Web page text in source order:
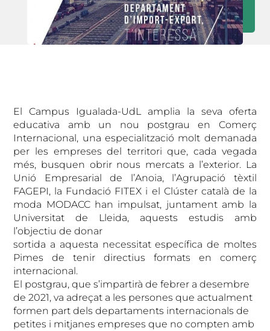
El Campus Igualada-UdL amplia la seva oferta
educativa amb un nou postgrau en Comerç
Internacional, una especialització molt demanada
per les empreses del territori que, cada vegada
més, busquen obrir nous mercats a l’exterior. La
Unió Empresarial de l’Anoia, l’Agrupació tèxtil
FAGEPI, la Fundació FITEX i el Clúster català de la
moda MODACC han impulsat, juntament amb la
Universitat de Lleida, aquests estudis amb
l’objectiu de donar
sortida a aquesta necessitat específica de moltes
Pimes de tenir directius formats en comerç
internacional.
El postgrau, que s’impartirà de febrer a desembre
de 2021, va adreçat a les persones que actualment
formen part dels departaments internacionals de
petites i mitjanes empreses que no compten amb